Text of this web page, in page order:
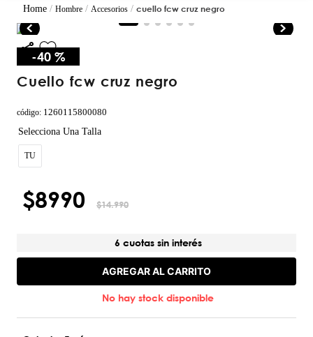
hombre accesorios cuello fcw cruz negro
-40 %
cuello fcw cruz negro
código: 1260115800080
TU
$8990 $14.990
6 cuotas sin interés
AGREGAR AL CARRITO
No hay stock disponible